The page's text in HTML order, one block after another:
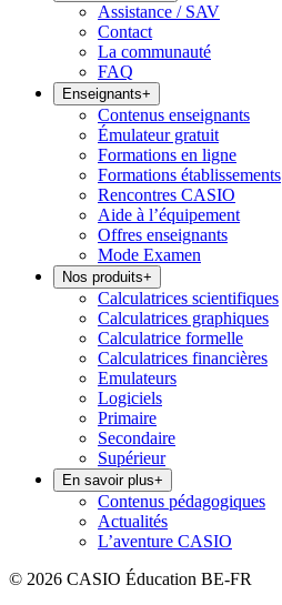
Assistance / SAV
Contact
La communauté
FAQ
Enseignants+
Contenus enseignants
Émulateur gratuit
Formations en ligne
Formations établissements
Rencontres CASIO
Aide à l’équipement
Offres enseignants
Mode Examen
Nos produits+
Calculatrices scientifiques
Calculatrices graphiques
Calculatrice formelle
Calculatrices financières
Emulateurs
Logiciels
Primaire
Secondaire
Supérieur
En savoir plus+
Contenus pédagogiques
Actualités
L’aventure CASIO
© 2026 CASIO Éducation BE-FR